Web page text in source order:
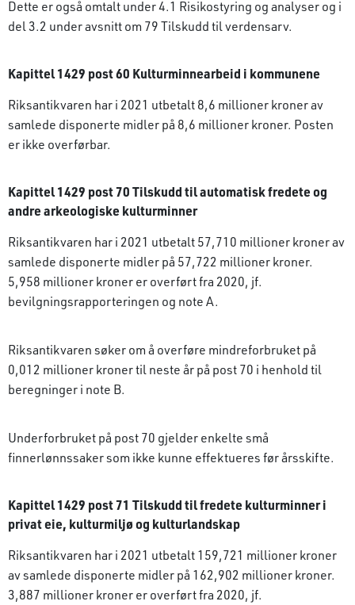
Dette er også omtalt under 4.1 Risikostyring og analyser og i
del 3.2 under avsnitt om 79 Tilskudd til verdensarv.
Kapittel 1429 post 60 Kulturminnearbeid i kommunene
Riksantikvaren har i 2021 utbetalt 8,6 millioner kroner av
samlede disponerte midler på 8,6 millioner kroner. Posten
er ikke overførbar.
Kapittel 1429 post 70 Tilskudd til automatisk fredete og
andre arkeologiske kulturminner
Riksantikvaren har i 2021 utbetalt 57,710 millioner kroner av
samlede disponerte midler på 57,722 millioner kroner.
5,958 millioner kroner er overført fra 2020, jf.
bevilgningsrapporteringen og note A.
Riksantikvaren søker om å overføre mindre­forbruket på
0,012 millioner kroner til neste år på post 70 i henhold til
beregninger i note B.
Underforbruket på post 70 gjelder enkelte små
finnerlønnssaker som ikke kunne effektueres før årsskifte.
Kapittel 1429 post 71 Tilskudd til fredete kulturminner i
privat eie, kulturmiljø og kulturlandskap
Riksantikvaren har i 2021 utbetalt 159,721 millioner kroner
av samlede disponerte midler på 162,902 millioner kroner.
3,887 millioner kroner er overført fra 2020, jf.